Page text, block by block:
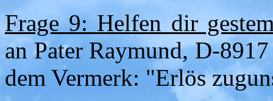
Frage 9: Helfen dir
an Pater Raymund, D-
dem Vermerk: "Erlös